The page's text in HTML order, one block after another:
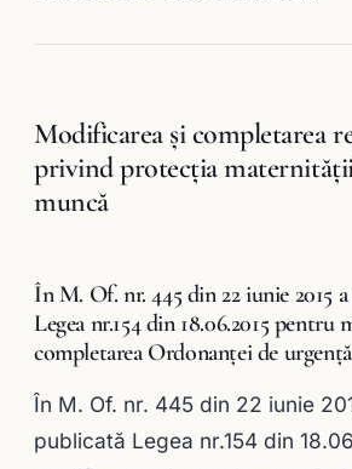
Modificarea și completarea
privind protecţia
muncă
În M. Of. nr. 445 din 22 iunie 2015
Legea nr.154 din 18.06.2015 pentru
completarea Ordonanţei de
În M. Of. nr. 445 din 22 iunie
publicată Legea nr.154 din